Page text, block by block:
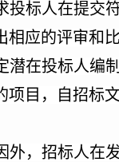
投标人在提交
相应的评审和
潜在投标人编
项目，自招标
外，招标人在